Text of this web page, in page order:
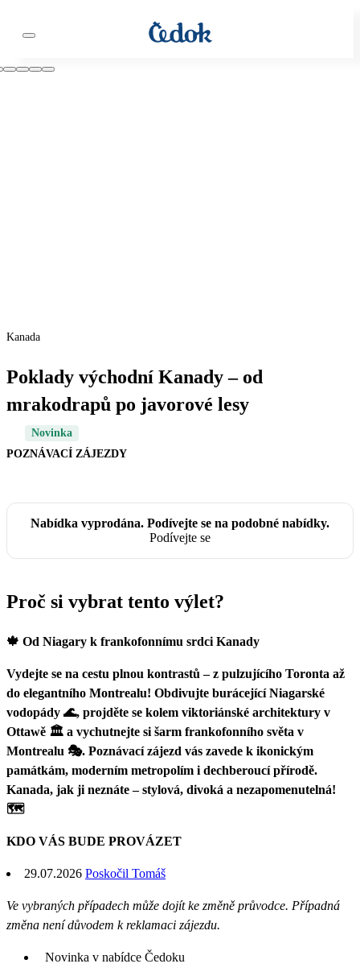
Kanada
Poklady východní Kanady – od
mrakodrapů po javorové lesy
Novinka
POZNÁVACÍ ZÁJEZDY
Nabídka vyprodána. Podívejte se na podobné nabídky.
Podívejte se
Proč si vybrat tento výlet?
🍁 Od Niagary k frankofonnímu srdci Kanady
Vydejte se na cestu plnou kontrastů – z pulzujícího Toronta až
do elegantního Montrealu! Obdivujte burácející Niagarské
vodopády 🌊, projděte se kolem viktoriánské architektury v
Ottawě 🏛️ a vychutnejte si šarm frankofonního světa v
Montrealu 🎭. Poznávací zájezd vás zavede k ikonickým
památkám, moderním metropolím i dechberoucí přírodě.
Kanada, jak ji neznáte – stylová, divoká a nezapomenutelná!
🗺️
KDO VÁS BUDE PROVÁZET
29.07.2026 Poskočil Tomáš
Ve vybraných případech může dojít ke změně průvodce. Případná
změna není důvodem k reklamaci zájezdu.
Novinka v nabídce Čedoku